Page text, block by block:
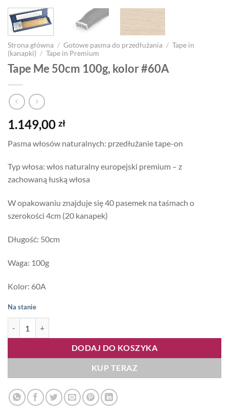
Strona główna / Gotowe pasma do przedłużania / Tape in
(kanapki) / Tape in Premium
Tape Me 50cm 100g, kolor #60A
1.149,00 zł
Pasma włosów naturalnych: przedłużanie tape-on
Typ włosa: włos naturalny europejski premium – z
zachowaną łuską włosa
W opakowaniu znajduje się 40 pasemek na taśmach o
szerokości 4cm (20 kanapek)
Długość: 50cm
Waga: 100g
Kolor: 60A
Na stanie
DODAJ DO KOSZYKA
KUP TERAZ